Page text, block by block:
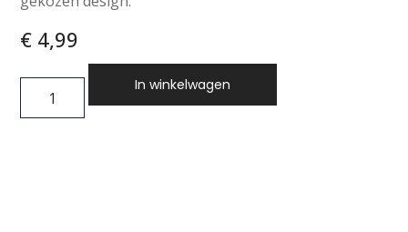
€ 4,99
In winkelwagen